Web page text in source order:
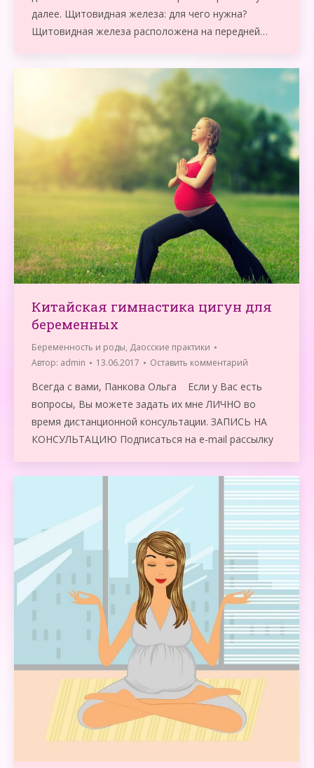
далее. Щитовидная железа: для чего нужна?
Щитовидная железа расположена на передней…
Китайская гимнастика цигун для
беременных
Беременность и роды, Даосские практики
Автор: admin 13.06.2017 Оставить комментарий
Всегда с вами, Панкова Ольга Если у Вас есть
вопросы, Вы можете задать их мне ЛИЧНО во
время дистанционной консультации. ЗАПИСЬ НА
КОНСУЛЬТАЦИЮ Подписаться на e-mail рассылку